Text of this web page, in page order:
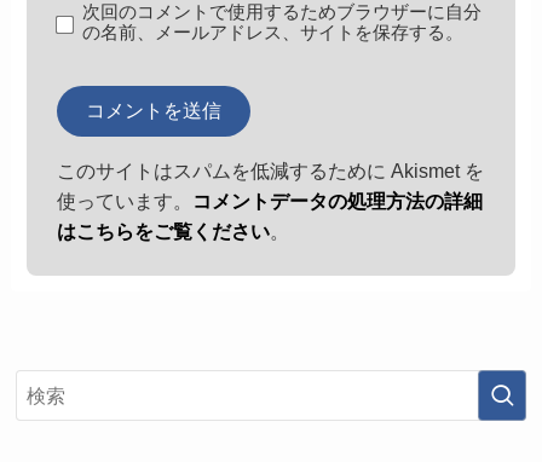
次回のコメントで使用するためブラウザーに自分
の名前、メールアドレス、サイトを保存する。
このサイトはスパムを低減するために Akismet を
使っています。
コメントデータの処理方法の詳細
はこちらをご覧ください。